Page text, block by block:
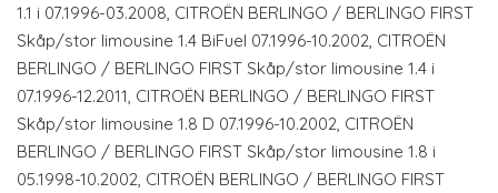
1.1 i 07.1996-03.2008, CITROËN BERLINGO / BERLINGO FIRST
Skåp/stor limousine 1.4 BiFuel 07.1996-10.2002, CITROËN
BERLINGO / BERLINGO FIRST Skåp/stor limousine 1.4 i
07.1996-12.2011, CITROËN BERLINGO / BERLINGO FIRST
Skåp/stor limousine 1.8 D 07.1996-10.2002, CITROËN
BERLINGO / BERLINGO FIRST Skåp/stor limousine 1.8 i
05.1998-10.2002, CITROËN BERLINGO / BERLINGO FIRST